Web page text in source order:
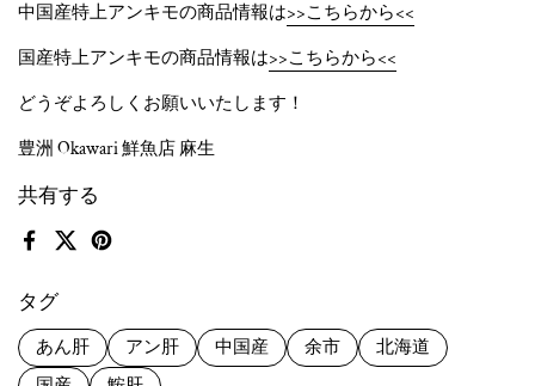
共有する
FacebookX (Twitter)
Pinterest
タグ
あん肝 アン肝 中国産 余市
北海道
中国産特上アンキモの商品情報は>>こちらから<<
国産特上アンキモの商品情報は>>こちらから<<
どうぞよろしくお願いいたします！
豊洲 Okawari 鮮魚店 麻生